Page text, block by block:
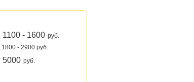
1100 - 1600 руб.
1800 - 2900 руб.
5000 руб.